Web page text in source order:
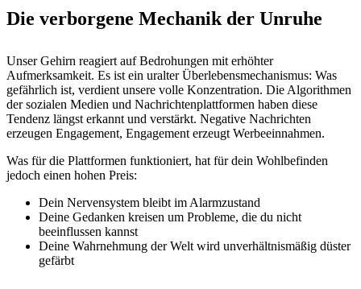
Die verborgene Mechanik der Unruhe
Unser Gehirn reagiert auf Bedrohungen mit erhöhter
Aufmerksamkeit. Es ist ein uralter Überlebensmechanismus: Was
gefährlich ist, verdient unsere volle Konzentration. Die Algorithmen
der sozialen Medien und Nachrichtenplattformen haben diese
Tendenz längst erkannt und verstärkt. Negative Nachrichten
erzeugen Engagement, Engagement erzeugt Werbeeinnahmen.
Was für die Plattformen funktioniert, hat für dein Wohlbefinden
jedoch einen hohen Preis:
Dein Nervensystem bleibt im Alarmzustand
Deine Gedanken kreisen um Probleme, die du nicht
beeinflussen kannst
Deine Wahrnehmung der Welt wird unverhältnismäßig düster
gefärbt